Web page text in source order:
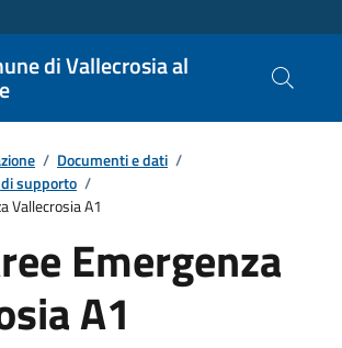
di Vallecrosia al
/ Documenti e dati /
supporto /
Vallecrosia A1
Emergenza
A1